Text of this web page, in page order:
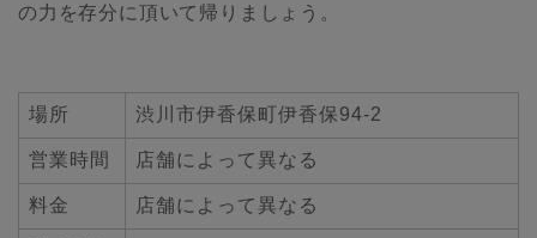
の力を存分に頂いて帰りましょう。
場所 渋川市伊香保町伊香保94-2
営業時間 店舗によって異なる
料金 店舗によって異なる